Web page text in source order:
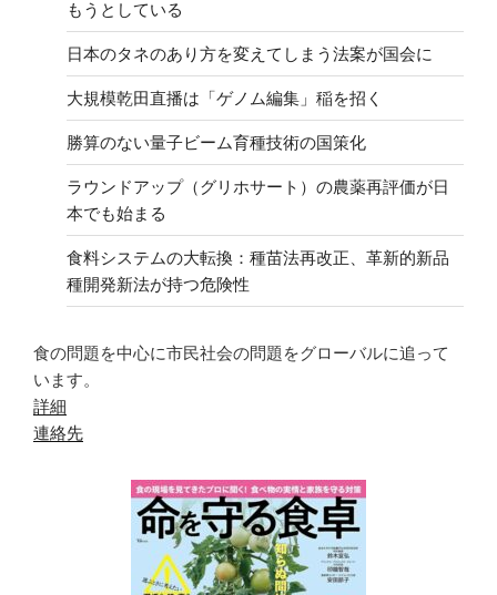
もうとしている
日本のタネのあり方を変えてしまう法案が国会に
大規模乾田直播は「ゲノム編集」稲を招く
勝算のない量子ビーム育種技術の国策化
ラウンドアップ（グリホサート）の農薬再評価が日
本でも始まる
食料システムの大転換：種苗法再改正、革新的新品
種開発新法が持つ危険性
食の問題を中心に市民社会の問題をグローバルに追って
います。
詳細
連絡先